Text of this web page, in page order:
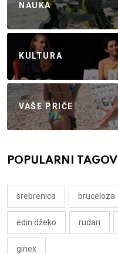
NAUKA
KULTURA
VAŠE PRIČE
POPULARNI TAGOVI
srebrenica bruceloza
edin džeko rudari
ginex